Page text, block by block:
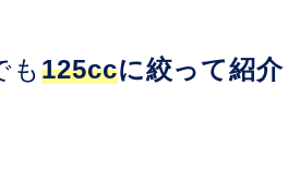
も125ccに絞って紹介